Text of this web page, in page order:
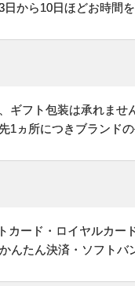
から10日ほどお時間
ギフト包装は承れませ
1ヵ所につきブランド
カード・ロイヤルカー
んたん決済・ソフト